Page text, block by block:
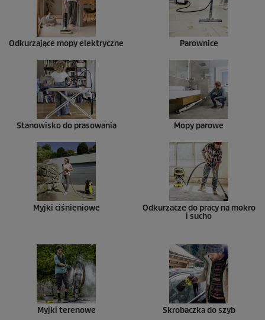
Odkurzające mopy elektryczne Parownice
Stanowisko do prasowania Mopy parowe
Myjki ciśnieniowe
Odkurzacze do pracy na mokro
i sucho
Myjki terenowe Skrobaczka do szyb